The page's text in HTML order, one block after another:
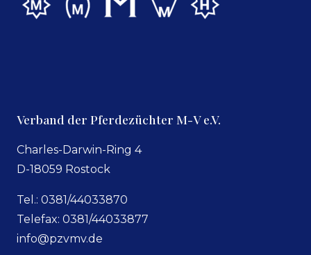
Verband der Pferdezüchter M-V e.V.
Charles-Darwin-Ring 4
D-18059 Rostock
Tel.: 0381/44033870
Telefax: 0381/44033877
info@pzvmv.de